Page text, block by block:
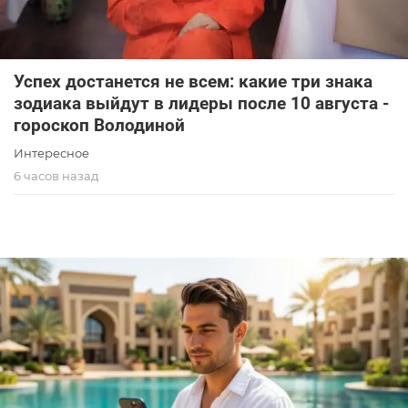
Успех достанется не всем: какие три знака
зодиака выйдут в лидеры после 10 августа -
гороскоп Володиной
Интересное
6 часов назад